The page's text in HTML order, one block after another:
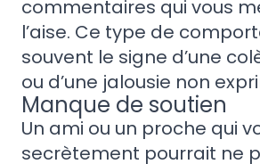
commentaires qui vous
l’aise. Ce type de
souvent le signe d’une
ou d’une jalousie non
Manque de soutien
Un ami ou un proche qui
secrètement pourrait ne